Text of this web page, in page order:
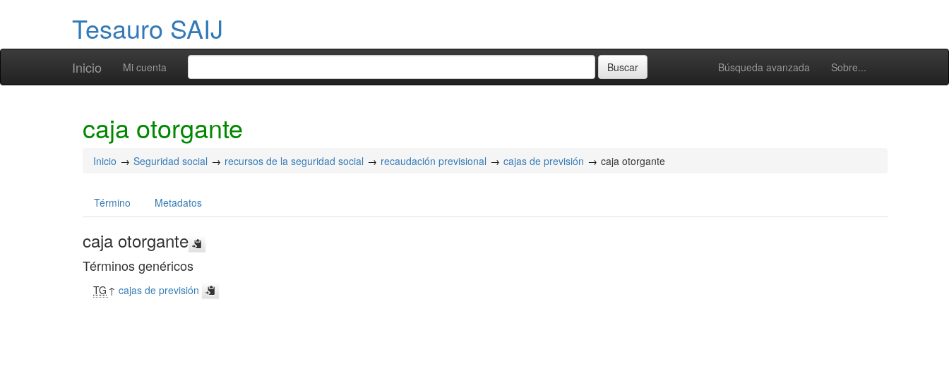
Tesauro SAIJ
Inicio Búsqueda avanzada Sobre...
Mi cuenta
caja otorgante
Inicio Seguridad social recursos de la seguridad social recaudación previsional cajas de previsión caja otorgante
Término Metadatos
caja otorgante
Términos genéricos
TG ↑cajas de previsión